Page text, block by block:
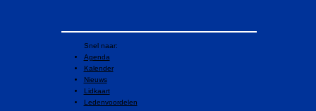
Snel naar:
Agenda
Kalender
Nieuws
Lidkaart
Ledenvoordelen